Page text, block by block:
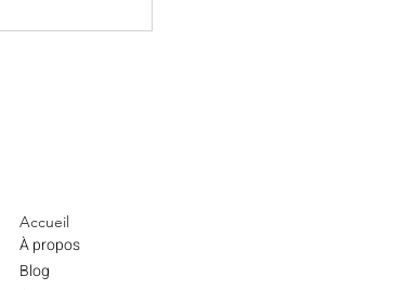
Accueil
À propos
Blog